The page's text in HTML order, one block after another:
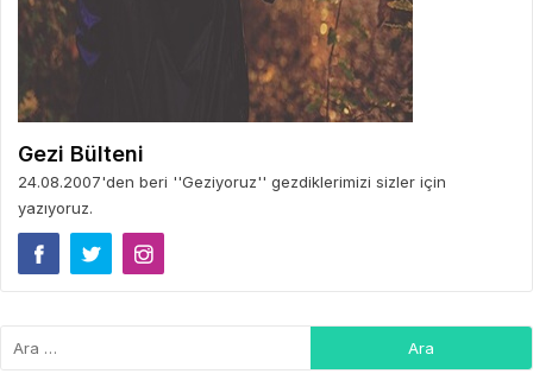
Gezi Bülteni
24.08.2007'den beri ''Geziyoruz'' gezdiklerimizi sizler için
yazıyoruz.